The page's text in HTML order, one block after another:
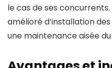
le cas de ses
amélioré d’installation
une maintenance aisée